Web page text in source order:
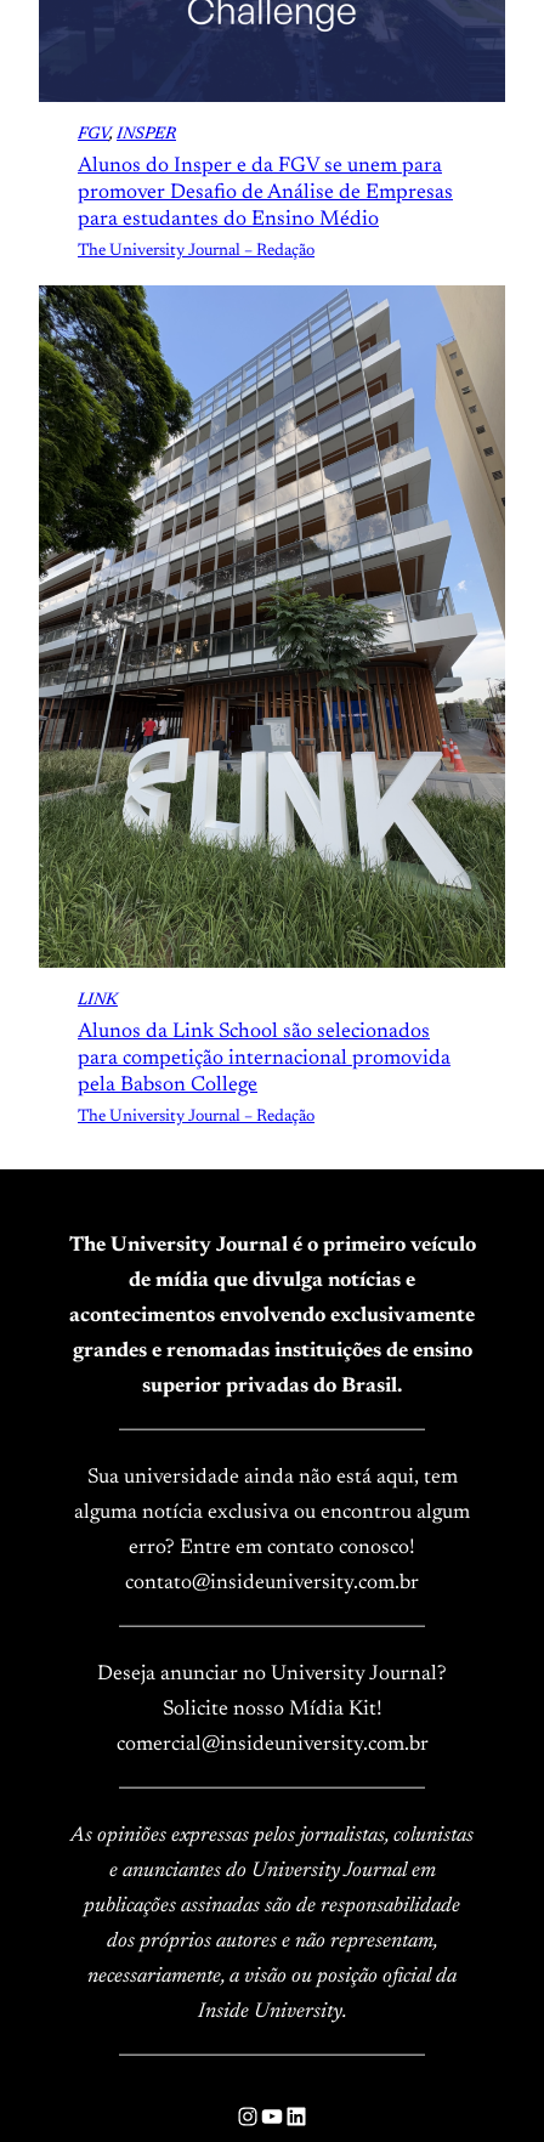
FGV, INSPER
Alunos do Insper e da FGV se unem para
promover Desafio de Análise de Empresas
para estudantes do Ensino Médio
The University Journal – Redação
LINK
Alunos da Link School são selecionados
para competição internacional promovida
pela Babson College
The University Journal – Redação
The University Journal é o primeiro veículo
de mídia que divulga notícias e
acontecimentos envolvendo exclusivamente
grandes e renomadas instituições de ensino
superior privadas do Brasil.
Sua universidade ainda não está aqui, tem
alguma notícia exclusiva ou encontrou algum
erro? Entre em contato conosco!
contato@insideuniversity.com.br
Deseja anunciar no University Journal?
Solicite nosso Mídia Kit!
comercial@insideuniversity.com.br
As opiniões expressas pelos jornalistas, colunistas
e anunciantes do University Journal em
publicações assinadas são de responsabilidade
dos próprios autores e não representam,
necessariamente, a visão ou posição oficial da
Inside University.
Instagram
YouTube
LinkedIn